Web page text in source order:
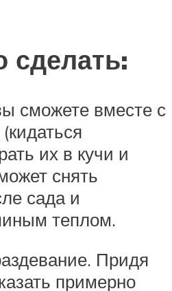
сделать:
сможете вместе с
их в кучи и
снять
сада и
теплом.
Придя
примерно